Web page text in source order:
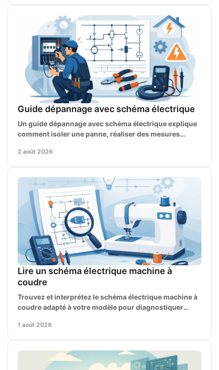
Guide dépannage avec schéma électrique
Un guide dépannage avec schéma électrique explique
comment isoler une panne, réaliser des mesures
2 août 2026
Lire un schéma électrique machine à
coudre
Trouvez et interprétez le schéma électrique machine à
coudre adapté à votre modèle pour diagnostiquer
sécurité.
1 août 2026